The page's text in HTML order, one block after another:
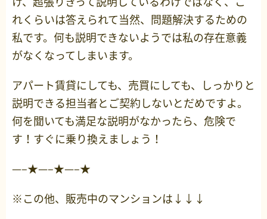
れくらいは答えられて当然、問題解決するための
私です。何も説明できないようでは私の存在意義
がなくなってしまいます。
アパート賃貸にしても、売買にしても、しっかりと
説明できる担当者とご契約しないとだめですよ。
何を聞いても満足な説明がなかったら、危険で
す！すぐに乗り換えましょう！
—–★—–★—–★
※この他、販売中のマンションは↓↓↓